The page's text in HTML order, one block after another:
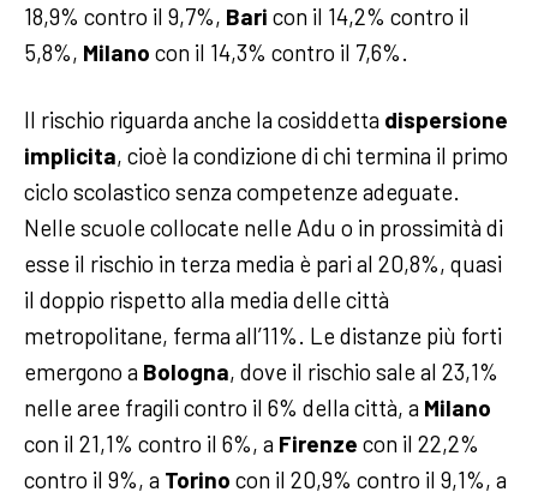
18,9% contro il 9,7%, Bari con il 14,2% contro il
5,8%, Milano con il 14,3% contro il 7,6%.
Il rischio riguarda anche la cosiddetta dispersione
implicita, cioè la condizione di chi termina il primo
ciclo scolastico senza competenze adeguate.
Nelle scuole collocate nelle Adu o in prossimità di
esse il rischio in terza media è pari al 20,8%, quasi
il doppio rispetto alla media delle città
metropolitane, ferma all’11%. Le distanze più forti
emergono a Bologna, dove il rischio sale al 23,1%
nelle aree fragili contro il 6% della città, a Milano
con il 21,1% contro il 6%, a Firenze con il 22,2%
contro il 9%, a Torino con il 20,9% contro il 9,1%, a